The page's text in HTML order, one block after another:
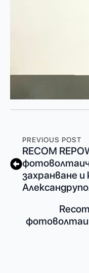
PREVIOUS POST
RECOM
захранване